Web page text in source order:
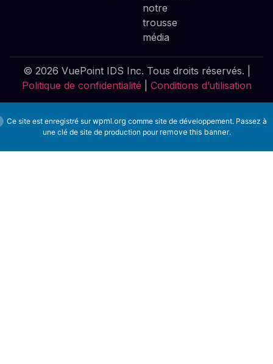
notre
trousse
média
© 2026 VuePoint IDS Inc. Tous droits réservés. |
Politique de confidentialité
Conditions d’utilisation
Ce site est enregistré surwpml.org comme site de développement. Passez à
une clé de site de production pourremove this banner.